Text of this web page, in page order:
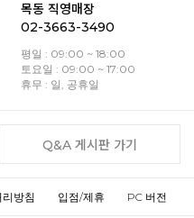
목동 직영매장
02-3663-3490
평일 : 09:00 ~ 18:00
토요일 : 09:00 ~ 17:00
휴무 : 일, 공휴일
Q&A 게시판 가기
방침 입점/제휴 PC 버전